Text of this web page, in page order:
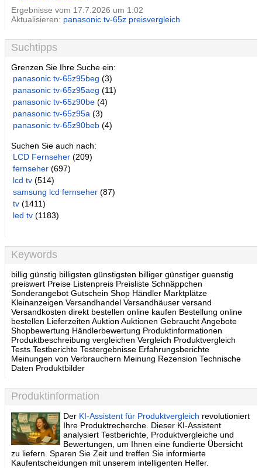
Ergebnisse vom 17.7.2026 um 1:02
Aktualisieren: panasonic tv-65z preisvergleich
Suchtipps
Grenzen Sie Ihre Suche ein:
panasonic tv-65z95beg (3)
panasonic tv-65z95aeg (11)
panasonic tv-65z90be (4)
panasonic tv-65z95a (3)
panasonic tv-65z90beb (4)
Suchen Sie auch nach:
LCD Fernseher (209)
fernseher (697)
lcd tv (514)
samsung lcd fernseher (87)
tv (1411)
led tv (1183)
Keywords
billig günstig billigsten günstigsten billiger günstiger guenstig
preiswert Preise Listenpreis Preisliste Schnäppchen
Sonderangebot Gutschein Shop Händler Marktplätze
Kleinanzeigen Versandhandel Versandhäuser versand
Versandkosten direkt bestellen online kaufen Bestellung online
bestellen Lieferzeiten Auktion Auktionen Gebraucht Angebote
Shopbewertung Händlerbewertung Produktinformationen
Produktbeschreibung vergleichen Vergleich Produktvergleich
Tests Testberichte Testergebnisse Erfahrungsberichte
Meinungen von Verbrauchern Meinung Rezension Technische
Daten Produktbilder
Produktinformation
Der KI-Assistent für Produktvergleich revolutioniert
Ihre Produktrecherche. Dieser KI-Assistent
analysiert Testberichte, Produktvergleiche und
Bewertungen, um Ihnen eine fundierte Übersicht
zu liefern. Sparen Sie Zeit und treffen Sie informierte
Kaufentscheidungen mit unserem intelligenten Helfer.